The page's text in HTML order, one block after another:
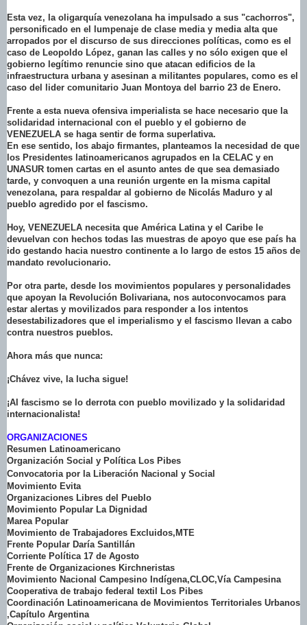
Esta vez, la oligarquía venezolana ha impulsado a sus "cachorros",
personificado en el lumpenaje de clase media y media alta que
arropados por el discurso de sus direcciones políticas, como es el
caso de Leopoldo López, ganan las calles y no sólo exigen que el
gobierno legítimo renuncie sino que atacan edificios de la
infraestructura urbana y asesinan a militantes populares, como es el
caso del lider comunitario Juan Montoya del barrio 23 de Enero.
Frente a esta nueva ofensiva imperialista se hace necesario que la
solidaridad internacional con el pueblo y el gobierno de
VENEZUELA se haga sentir de forma superlativa.
En ese sentido, los abajo firmantes, planteamos la necesidad de que
los Presidentes latinoamericanos agrupados en la CELAC y en
UNASUR tomen cartas en el asunto antes de que sea demasiado
tarde, y convoquen a una reunión urgente en la misma capital
venezolana, para respaldar al gobierno de Nicolás Maduro y al
pueblo agredido por el fascismo.
Hoy, VENEZUELA necesita que América Latina y el Caribe le
devuelvan con hechos todas las muestras de apoyo que ese país ha
ido gestando hacia nuestro continente a lo largo de estos 15 años de
mandato revolucionario.
Por otra parte, desde los movimientos populares y personalidades
que apoyan la Revolución Bolivariana, nos autoconvocamos para
estar alertas y movilizados para responder a los intentos
desestabilizadores que el imperialismo y el fascismo llevan a cabo
contra nuestros pueblos.
Ahora más que nunca:
¡Chávez vive, la lucha sigue!
¡Al fascismo se lo derrota con pueblo movilizado y la solidaridad
internacionalista!
ORGANIZACIONES
Resumen Latinoamericano
Organización Social y Política Los Pibes
Convocatoria por la Liberación Nacional y Social
Movimiento Evita
Organizaciones Libres del Pueblo
Movimiento Popular La Dignidad
Marea Popular
Movimiento de Trabajadores Excluidos,MTE
Frente Popular Daría Santillán
Corriente Política 17 de Agosto
Frente de Organizaciones Kirchneristas
Movimiento Nacional Campesino Indígena,CLOC,Vía Campesina
Cooperativa de trabajo federal textil Los Pibes
Coordinación Latinoamericana de Movimientos Territoriales Urbanos
,Capítulo Argentina